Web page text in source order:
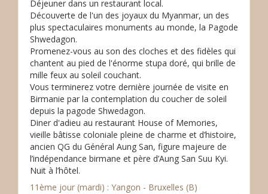
Déjeuner dans un restaurant local.
Découverte de l'un des joyaux du Myanmar, un des
plus spectaculaires monuments au monde, la Pagode
Shwedagon.
Promenez-vous au son des cloches et des fidèles qui
chantent au pied de l'énorme stupa doré, qui brille de
mille feux au soleil couchant.
Vous terminerez votre dernière journée de visite en
Birmanie par la contemplation du coucher de soleil
depuis la pagode Shwedagon.
Diner d'adieu au restaurant House of Memories,
vieille bâtisse coloniale pleine de charme et d’histoire,
ancien QG du Général Aung San, figure majeure de
l’indépendance birmane et père d’Aung San Suu Kyi.
Nuit à l’hôtel.
11ème jour (mardi) : Yangon - Bruxelles (B)